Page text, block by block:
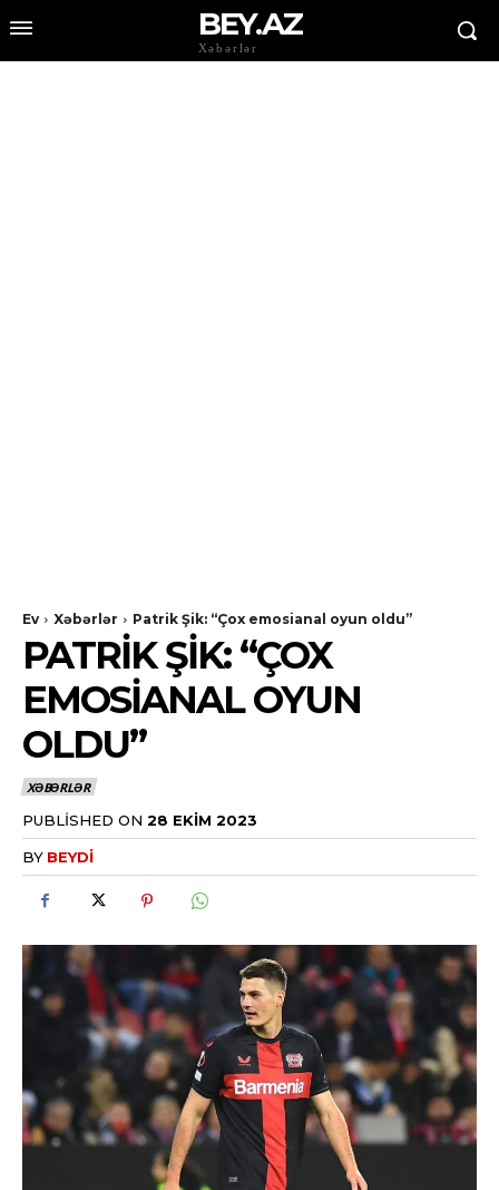
BEY.AZ
Xəbərlər
Ev Xəbərlər Patrik Şik: “Çox emosianal oyun oldu”
PATRIK ŞIK: “ÇOX
EMOSIANAL OYUN
OLDU”
XƏBƏRLƏR
PUBLISHED ON 28 EKIM 2023
BY BEYDI